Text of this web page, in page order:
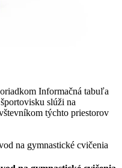
Informačná tabuľa
slúži na
týchto priestorov